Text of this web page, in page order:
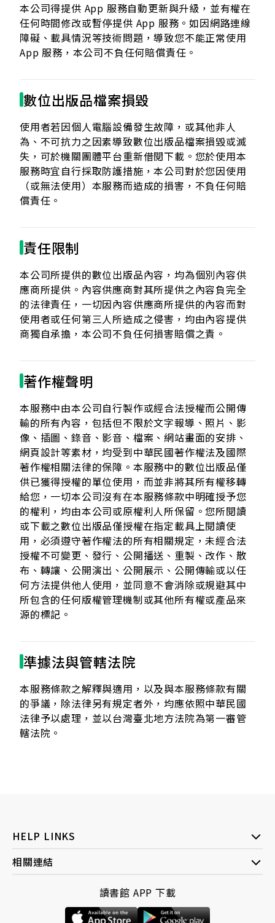
本公司得提供 App 服務自動更新與升級，並有權在
任何時間修改或暫停提供 App 服務。如因網路連線
障礙、載具情況等技術問題，導致您不能正常使用
App 服務，本公司不負任何賠償責任。
數位出版品檔案損毀
使用者若因個人電腦設備發生故障，或其他非人
為、不可抗力之因素導致數位出版品檔案損毀或滅
失，可於機關團體平台重新借閱下載。您於使用本
服務時宜自行採取防護措施，本公司對於您因使用
（或無法使用）本服務而造成的損害，不負任何賠
償責任。
責任限制
本公司所提供的數位出版品內容，均為個別內容供
應商所提供。內容供應商對其所提供之內容負完全
的法律責任，一切因內容供應商所提供的內容而對
使用者或任何第三人所造成之侵害，均由內容提供
商獨自承擔，本公司不負任何損害賠償之責。
著作權聲明
本服務中由本公司自行製作或經合法授權而公開傳
輸的所有內容，包括但不限於文字報導、照片、影
像、插圖、錄音、影音、檔案、網站畫面的安排、
網頁設計等素材，均受到中華民國著作權法及國際
著作權相關法律的保障。本服務中的數位出版品僅
供已獲得授權的單位使用，而並非將其所有權移轉
給您，一切本公司沒有在本服務條款中明確授予您
的權利，均由本公司或原權利人所保留。您所閱讀
或下載之數位出版品僅授權在指定載具上閱讀使
用，必須遵守著作權法的所有相關規定，未經合法
授權不可變更、發行、公開播送、重製、改作、散
布、轉讓、公開演出、公開展示、公開傳輸或以任
何方法提供他人使用，並同意不會消除或規避其中
所包含的任何版權管理機制或其他所有權或產品來
源的標記。
準據法與管轄法院
本服務條款之解釋與適用，以及與本服務條款有關
的爭議，除法律另有規定者外，均應依照中華民國
法律予以處理，並以台灣臺北地方法院為第一審管
轄法院。
HELP LINKS
相關連結
讀書館 APP 下載